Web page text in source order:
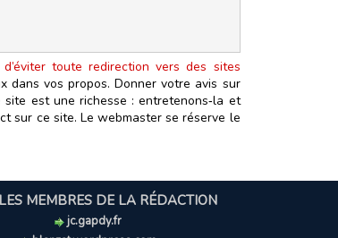
toute redirection vers des sites
dans vos propos. Donner votre avis sur
est une richesse : entretenons‑la et
sur ce site. Le webmaster se réserve le
MEMBRES DE LA RÉDACTION
jc.gapdy.fr